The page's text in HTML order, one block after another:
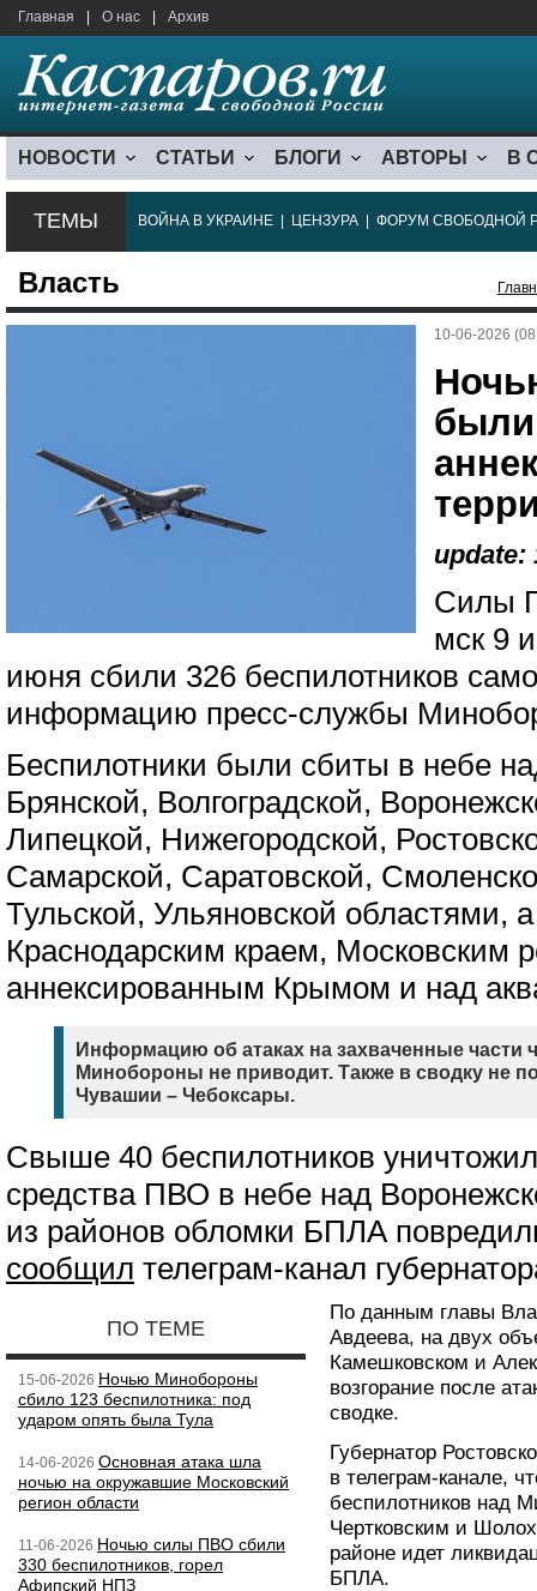
Главная О нас Архив
НОВОСТИ СТАТЬИ БЛОГИ АВТОРЫ В
ТЕМЫ ВОЙНА В УКРАИНЕ ЦЕНЗУРА ФОРУМ СВОБОДНОЙ
Власть
10-06-2026
были
update:
Силы
мск 9
июня сбили 326 беспилотников
информацию пресс-службы
Беспилотники были сбиты в небе
Брянской, Волгоградской,
Липецкой, Нижегородской,
Самарской, Саратовской,
Тульской, Ульяновской областями,
Краснодарским краем, Московским
аннексированным Крымом и над
Информацию об атаках на захваченные части
Минобороны не приводит. Также в сводку не
Чувашии – Чебоксары.
Свыше 40 беспилотников
средства ПВО в небе над
из районов обломки БПЛА
сообщил телеграм-канал
ПО ТЕМЕ
15-06-2026 Ночью Минобороны
сбило 123 беспилотника: под
ударом опять была Тула
14-06-2026 Основная атака шла
ночью на окружавшие Московский
регион области
11-06-2026 Ночью силы ПВО сбили
330 беспилотников, горел
Афипский НПЗ
По данным главы
Авдеева, на двух
Камешковском и
возгорание после
сводке.
Губернатор
в телеграм-канале,
беспилотников над
Чертковским и
районе идет
БПЛА.